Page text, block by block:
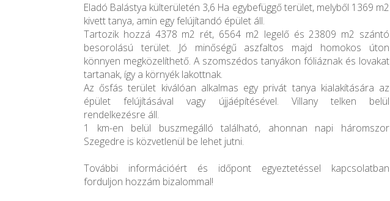
Eladó Balástya külterületén 3,6 Ha egybefüggő terület, melyből 1369 m2
kivett tanya, amin egy felújítandó épület áll.
Tartozik hozzá 4378 m2 rét, 6564 m2 legelő és 23809 m2 szántó
besorolású terület. Jó minőségű aszfaltos majd homokos úton
könnyen megközelíthető. A szomszédos tanyákon fóliáznak és lovakat
tartanak, így a környék lakottnak.
Az ősfás terület kiválóan alkalmas egy privát tanya kialakítására az
épület felújításával vagy újjáépítésével. Villany telken belül
rendelkezésre áll.
1 km-en belül buszmegálló található, ahonnan napi háromszor
Szegedre is közvetlenül be lehet jutni.
További információért és időpont egyeztetéssel kapcsolatban
forduljon hozzám bizalommal!